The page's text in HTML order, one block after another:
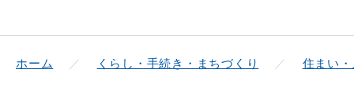
ごみ・リサイクル 支援・助成制度
ホーム くらし・手続き・まちづくり 住まい